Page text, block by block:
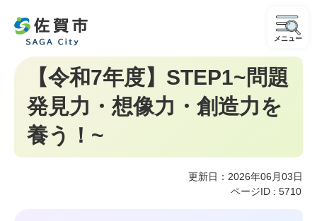
メニュー
【令和7年度】STEP1~問題
発見力・想像力・創造力を
養う！~
更新日：2026年06月03日
ページID : 5710